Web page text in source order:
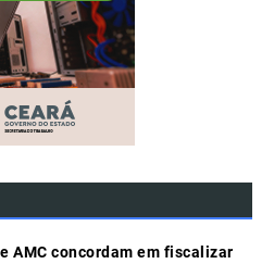
AMC concordam em fiscalizar